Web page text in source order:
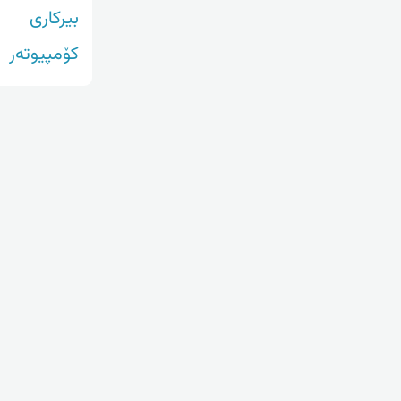
بیرکاری
کۆمپیوتەر